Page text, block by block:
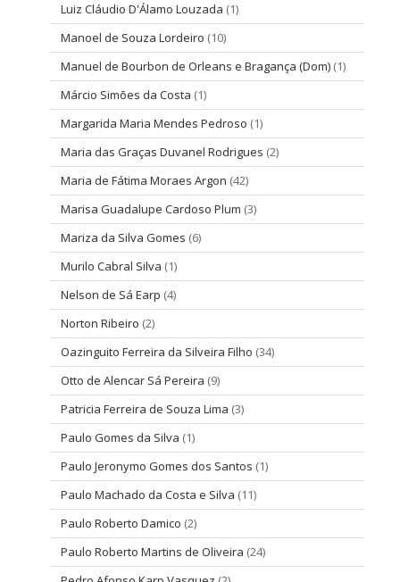
Luiz Cláudio D'Álamo Louzada (1)
Manoel de Souza Lordeiro (10)
Manuel de Bourbon de Orleans e Bragança (Dom) (1)
Márcio Simões da Costa (1)
Margarida Maria Mendes Pedroso (1)
Maria das Graças Duvanel Rodrigues (2)
Maria de Fátima Moraes Argon (42)
Marisa Guadalupe Cardoso Plum (3)
Mariza da Silva Gomes (6)
Murilo Cabral Silva (1)
Nelson de Sá Earp (4)
Norton Ribeiro (2)
Oazinguito Ferreira da Silveira Filho (34)
Otto de Alencar Sá Pereira (9)
Patricia Ferreira de Souza Lima (3)
Paulo Gomes da Silva (1)
Paulo Jeronymo Gomes dos Santos (1)
Paulo Machado da Costa e Silva (11)
Paulo Roberto Damico (2)
Paulo Roberto Martins de Oliveira (24)